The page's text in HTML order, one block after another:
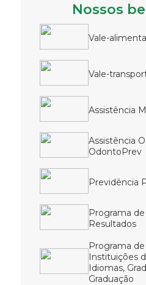
Nossos
Vale-
Vale-
Assistência
Assistência
OdontoPrev
Previdência
Programa
Resultados
Programa
Instituições
Idiomas,
Graduação